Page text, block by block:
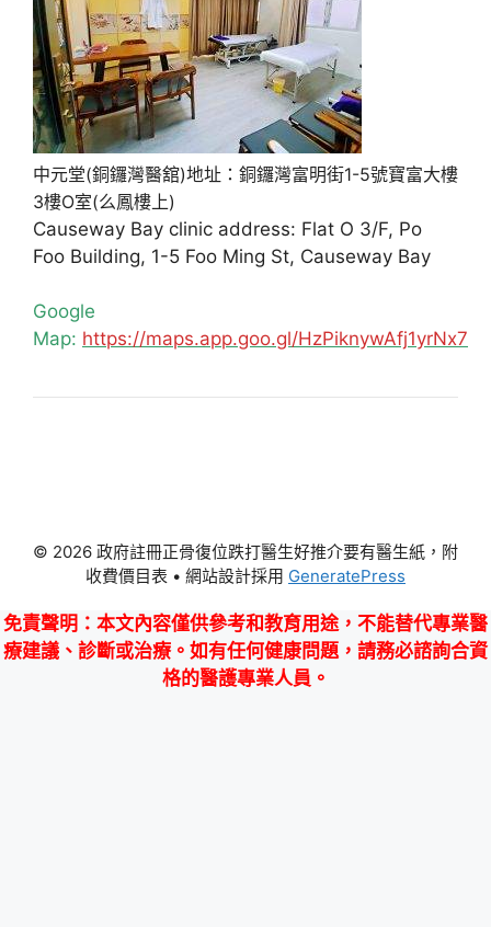
中元堂(銅鑼灣醫舘)地址：銅鑼灣富明街1-5號寶富大樓
3樓O室(么鳳樓上)
Causeway Bay clinic address: Flat O 3/F, Po
Foo Building, 1-5 Foo Ming St, Causeway Bay
Google
Map: https://maps.app.goo.gl/HzPiknywAfj1yrNx7
© 2026 政府註冊正骨復位跌打醫生好推介要有醫生紙，附
收費價目表 • 網站設計採用 GeneratePress
免責聲明 ：本文內容僅供參考和教育用途，不能替代專業醫
療建議、診斷或治療。如有任何健康問題，請務必諮詢合資
格的醫護專業人員。